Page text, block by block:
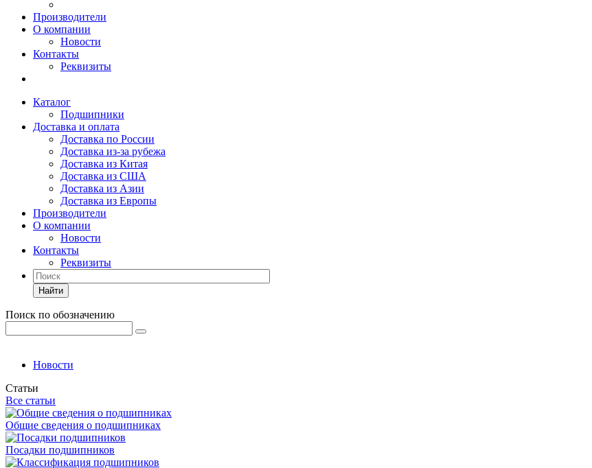
Производители
О компании
Новости
Контакты
Реквизиты
Каталог
Подшипники
Доставка и оплата
Доставка по России
Доставка из-за рубежа
Доставка из Китая
Доставка из США
Доставка из Азии
Доставка из Европы
Производители
О компании
Новости
Контакты
Реквизиты
Найти
Поиск по обозначению
Новости
Статьи
Все статьи
Общие сведения о подшипниках
Посадки подшипников